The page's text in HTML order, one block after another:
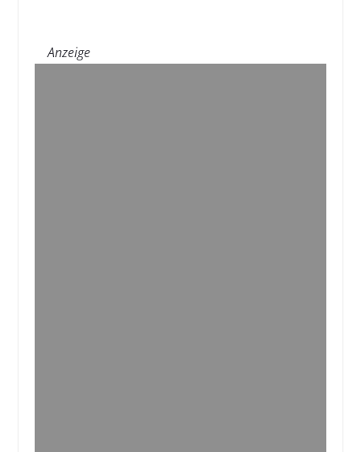
Anzeige